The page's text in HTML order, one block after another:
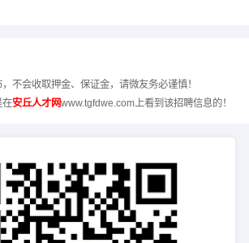
不会收取押金、保证金，请微友务必谨慎！
在安丘人才网www.tgfdwe.com上看到该招聘信息的！